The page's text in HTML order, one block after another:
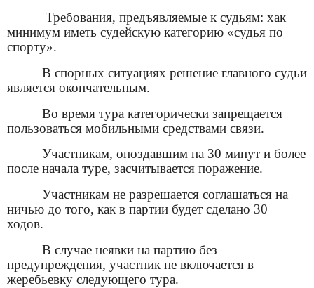
Требования, предъявляемые к судьям: хак
минимум иметь судейскую категорию «судья по
спорту».
В спорных ситуациях решение главного судьи
является окончательным.
Во время тура категорически запрещается
пользоваться мобильными средствами связи.
Участникам, опоздавшим на 30 минут и более
после начала туре, засчитывается поражение.
Участникам не разрешается соглашаться на
ничью до того, как в партии будет сделано 30
ходов.
В случае неявки на партию без
предупреждения, участник не включается в
жеребьевку следующего тура.